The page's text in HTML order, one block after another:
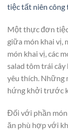
tiệc tất niên công
Một thực đơn
giữa món khai vị,
món khai vị, các
salad tôm trái
yêu thích. Những
hứng khởi trước
Đối với phần món
ăn phù hợp với